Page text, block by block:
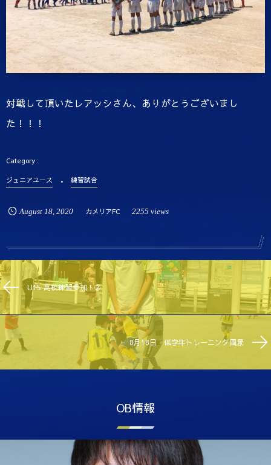
対戦して頂いたレアッシさん、ありがとうございまし
た！！！
ジュニアユース 練習試合
August 18, 2020 カメリアFC 2255 views
U15 高校練習参加！➁
8月18日 低学年トレーニング風景
OB情報